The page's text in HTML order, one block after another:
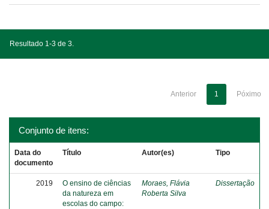
Resultado 1-3 de 3.
Anterior 1 Póximo
Conjunto de itens:
Data do
documento
Título Autor(es) Tipo
2019
O ensino de ciências
da natureza em
escolas do campo:
Moraes, Flávia
Roberta Silva
Dissertação